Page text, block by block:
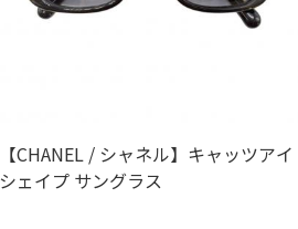
【CHANEL / シャネル】キャッツアイ
シェイプ サングラス